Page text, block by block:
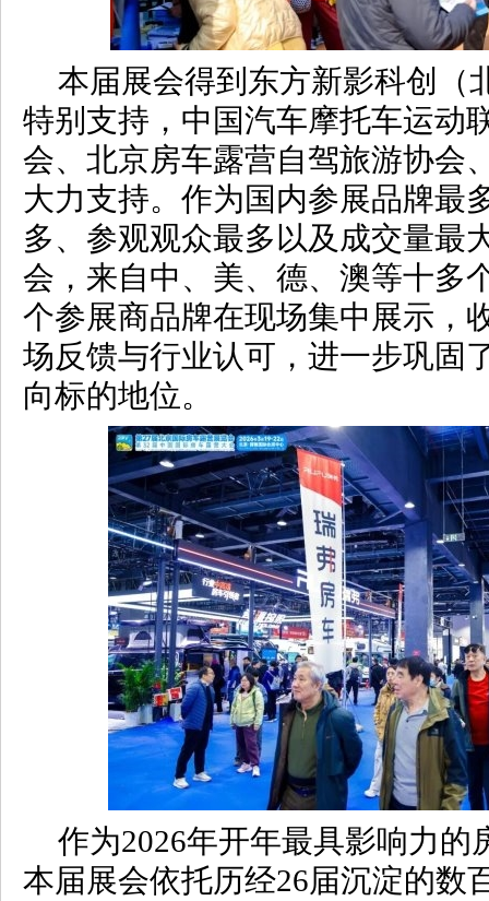
本届展会得到东方新影科创（
特别支持，中国汽车摩托车运动
会、北京房车露营自驾旅游协会
大力支持。作为国内参展品牌最
多、参观观众最多以及成交量最
会，来自中、美、德、澳等十多
个参展商品牌在现场集中展示，
场反馈与行业认可，进一步巩固
向标的地位。
作为2026年开年最具影响力的
本届展会依托历经26届沉淀的数